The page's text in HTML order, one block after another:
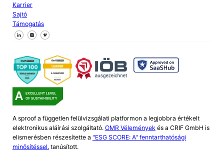
Karrier
Sajtó
Támogatás
Kövessen minket a Facebookon
Kövessen minket az X-en
Kövessen minket a LinkedIn-en
A sproof a független felülvizsgálati platformon a legjobbra értékelt
elektronikus aláírási szolgáltató. OMR Vélemények és a CRIF GmbH is
elismerésben részesítette a "ESG SCORE: A" fenntarthatósági
minősítéssel. tanúsított.